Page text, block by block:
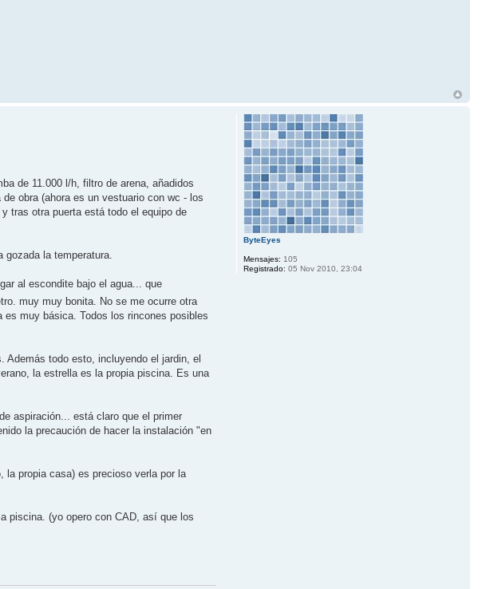
de 11.000 l/h, filtro de arena, añadidos
obra (ahora es un vestuario con wc - los
tras otra puerta está todo el equipo de
gozada la temperatura.
al escondite bajo el agua... que
muy muy bonita. No se me ocurre otra
muy básica. Todos los rincones posibles
todo esto, incluyendo el jardin, el
la estrella es la propia piscina. Es una
aspiración... está claro que el primer
la precaución de hacer la instalación "en
la propia casa) es precioso verla por la
piscina. (yo opero con CAD, así que los
ByteEyes
Mensajes: 105
Registrado: 05 Nov 2010, 23:04